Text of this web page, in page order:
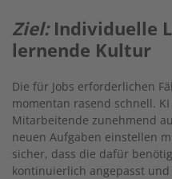
Ziel: Individuelle
lernende Kultur
Die für Jobs erforderlichen
momentan rasend schnell.
Mitarbeitende zunehmend
neuen Aufgaben einstellen
sicher, dass die dafür
kontinuierlich angepasst